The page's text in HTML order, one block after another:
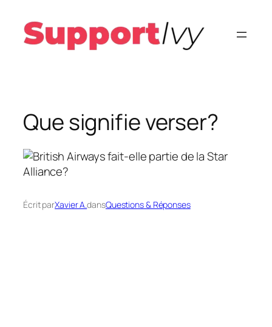
contenu
Que signifie verser?
Écrit parXavier A.dansQuestions & Réponses